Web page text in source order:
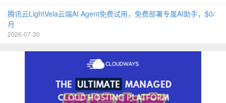
腾讯云LightVela云端AI Agent免费试用，免费部署专属AI助手，$0/
月
2026-07-30